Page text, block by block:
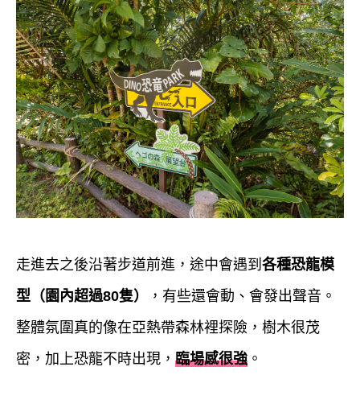
走進去之後沿著步道前進，途中會遇到 各種恐龍模
型（園內超過80隻）
，有些還會動、會發出聲音。
整體氛圍真的像在亞熱帶森林裡探險，樹木很茂
密，加上恐龍不時出現， 臨場感很強 。